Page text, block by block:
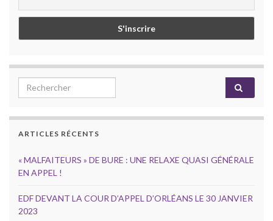
Search for:
ARTICLES RÉCENTS
« MALFAITEURS » DE BURE : UNE RELAXE QUASI GÉNÉRALE
EN APPEL !
EDF DEVANT LA COUR D’APPEL D’ORLÉANS LE 30 JANVIER
2023